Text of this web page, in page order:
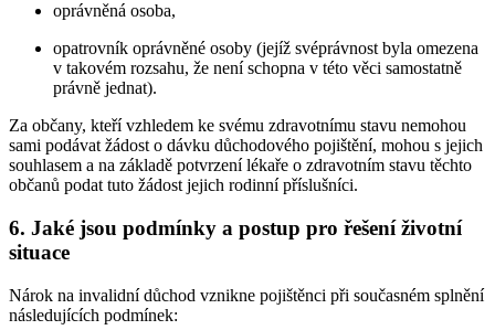
oprávněná osoba,
opatrovník oprávněné osoby (jejíž svéprávnost byla omezena
v takovém rozsahu, že není schopna v této věci samostatně
právně jednat).
Za občany, kteří vzhledem ke svému zdravotnímu stavu nemohou
sami podávat žádost o dávku důchodového pojištění, mohou s jejich
souhlasem a na základě potvrzení lékaře o zdravotním stavu těchto
občanů podat tuto žádost jejich rodinní příslušníci.
6. Jaké jsou podmínky a postup pro řešení životní
situace
Nárok na invalidní důchod vznikne pojištěnci při současném splnění
následujících podmínek: